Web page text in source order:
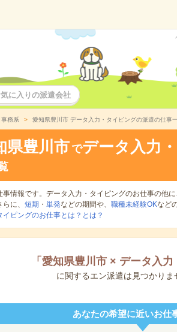
に入りの派遣会社
務系 愛知県豊川市 データ入力・タイピングの派遣の仕事
県豊川市 でデータ入力
情報です。データ入力・タイピングのお仕事の他に
に、 短期 ・ 単発などの期間や、 職種未経験OKなど
イピングのお仕事とは？とは？
「 愛知県豊川市 × データ入力
に関するエン派遣は見つかりま
あなたの希望に近いお仕